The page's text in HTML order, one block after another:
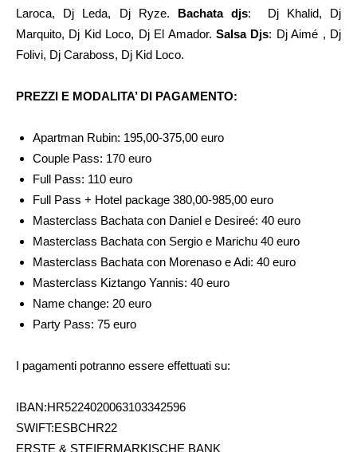
Laroca, Dj Leda, Dj Ryze. Bachata djs: Dj Khalid, Dj
Marquito, Dj Kid Loco, Dj El Amador. Salsa Djs: Dj Aimé , Dj
Folivi, Dj Caraboss, Dj Kid Loco.
PREZZI E MODALITA’ DI PAGAMENTO:
Apartman Rubin: 195,00-375,00 euro
Couple Pass: 170 euro
Full Pass: 110 euro
Full Pass + Hotel package 380,00-985,00 euro
Masterclass Bachata con Daniel e Desireé: 40 euro
Masterclass Bachata con Sergio e Marichu 40 euro
Masterclass Bachata con Morenaso e Adi: 40 euro
Masterclass Kiztango Yannis: 40 euro
Name change: 20 euro
Party Pass: 75 euro
I pagamenti potranno essere effettuati su:
IBAN:HR5224020063103342596
SWIFT:ESBCHR22
ERSTE & STEIERMARKISCHE BANK